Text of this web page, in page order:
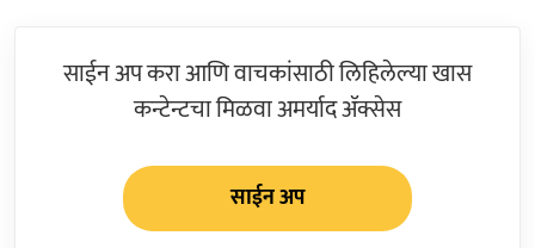
साईन अप करा आणि वाचकांसाठी लिहिलेल्या खास
कन्टेन्टचा मिळवा अमर्याद ॲक्सेस
साईन अप